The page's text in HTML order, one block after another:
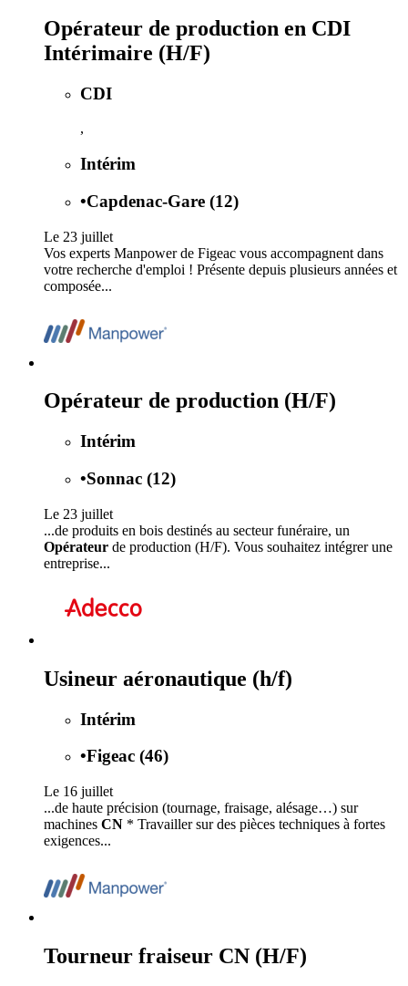
Opérateur de production en CDI
Intérimaire (H/F)
CDI
,
Intérim
•Capdenac-Gare (12)
Le 23 juillet
Vos experts Manpower de Figeac vous accompagnent dans
votre recherche d'emploi ! Présente depuis plusieurs années et
composée...
Opérateur de production (H/F)
Intérim
•Sonnac (12)
Le 23 juillet
...de produits en bois destinés au secteur funéraire, un
Opérateur de production (H/F). Vous souhaitez intégrer une
entreprise...
Usineur aéronautique (h/f)
Intérim
•Figeac (46)
Le 16 juillet
...de haute précision (tournage, fraisage, alésage…) sur
machines CN * Travailler sur des pièces techniques à fortes
exigences...
Tourneur fraiseur CN (H/F)